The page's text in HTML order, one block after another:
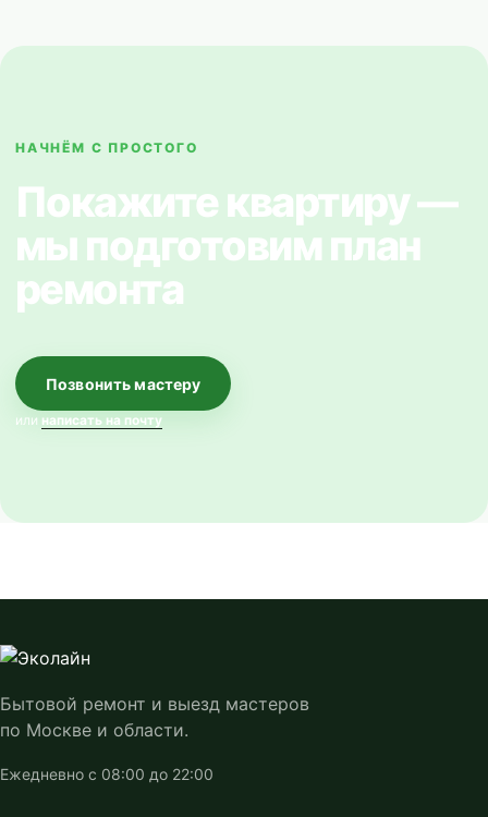
НАЧНЁМ С ПРОСТОГО
Покажите квартиру —
мы подготовим план
ремонта
Позвонить мастеру
или написать на почту
Бытовой ремонт и выезд мастеров
по Москве и области.
Ежедневно с 08:00 до 22:00